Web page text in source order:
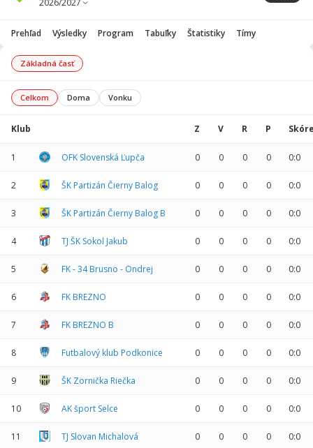
Prehľad Výsledky Program Tabuľky Štatistiky Tímy
Základná časť
Celkom Doma Vonku
Klub Z V R P
1 OFK Slovenská Ľupča 0 0 0 0 0:0
2 ŠK Partizán Čierny Balog 0 0 0 0 0:0
3 ŠK Partizán Čierny Balog B 0 0 0 0 0:0
4 TJ ŠK Sokol Jakub 0 0 0 0 0:0
5 FK - 34 Brusno - Ondrej 0 0 0 0 0:0
6 FK BREZNO 0 0 0 0 0:0
7 FK BREZNO B 0 0 0 0 0:0
8 Futbalový klub Podkonice 0 0 0 0 0:0
9 ŠK Zornička Riečka 0 0 0 0 0:0
10 AK šport Selce 0 0 0 0 0:0
11 TJ Slovan Michalová 0 0 0 0 0:0